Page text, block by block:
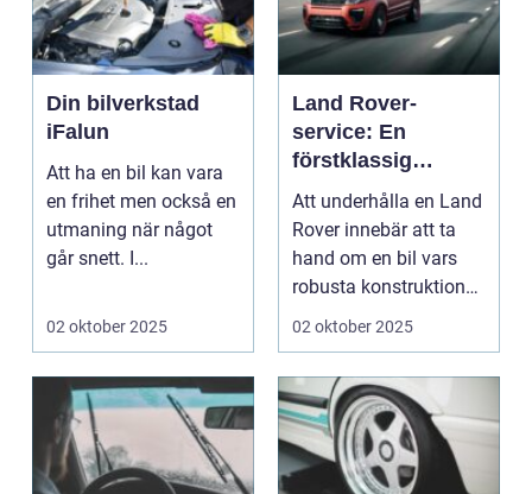
Din bilverkstad
iFalun
Att ha en bil kan vara
en frihet men också en
utmaning när något
går snett. I...
02 oktober 2025
Land Rover-
service: En
förstklassig
upplevelse för din
bil
Att underhålla en Land
Rover innebär att ta
hand om en bil vars
robusta konstruktion
och ...
02 oktober 2025